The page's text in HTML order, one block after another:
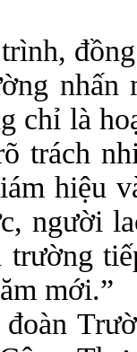
nhấn
chỉ là
trách
hiệu
người
trường
mới.”